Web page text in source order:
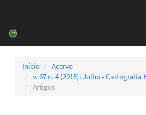
Barra
Início
Acervo
v. 67 n. 4 (2015): Julho - Cartografia
Artigos